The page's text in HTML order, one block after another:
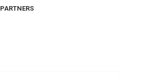
PARTNERS